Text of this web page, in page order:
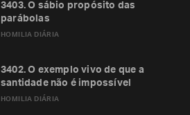
HOMILIA DIÁRIA
3403. O sábio propósito das
parábolas
HOMILIA DIÁRIA
3402. O exemplo vivo de que a
santidade não é impossível